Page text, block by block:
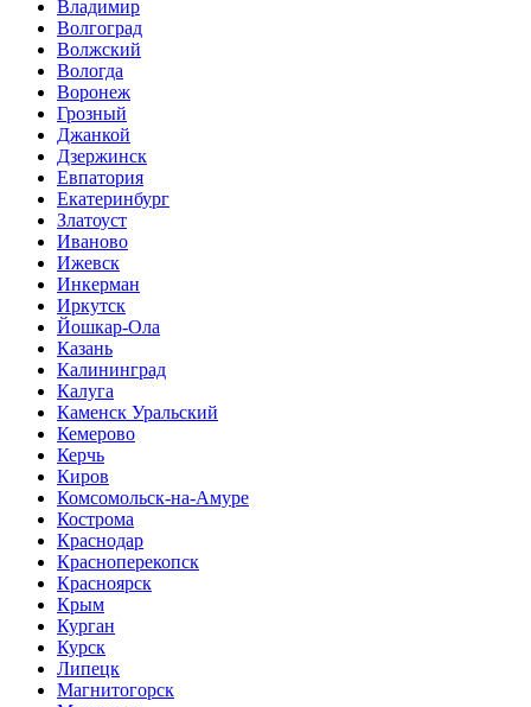
Владимир
Волгоград
Волжский
Вологда
Воронеж
Грозный
Джанкой
Дзержинск
Евпатория
Екатеринбург
Златоуст
Иваново
Ижевск
Инкерман
Иркутск
Йошкар-Ола
Казань
Калининград
Калуга
Каменск Уральский
Кемерово
Керчь
Киров
Комсомольск-на-Амуре
Кострома
Краснодар
Красноперекопск
Красноярск
Крым
Курган
Курск
Липецк
Магнитогорск